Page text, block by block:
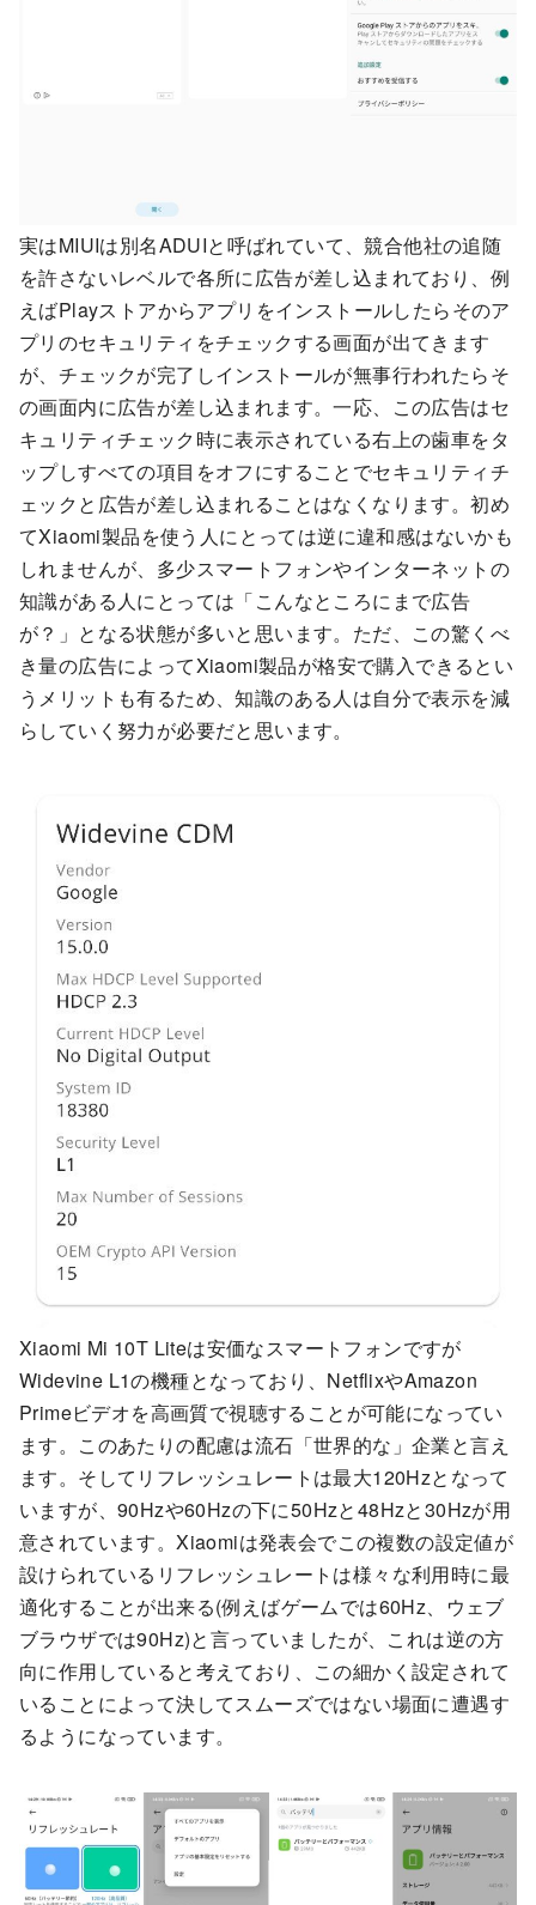
実はMIUIは別名ADUIと呼ばれていて、競合他社の追随
を許さないレベルで各所に広告が差し込まれており、例
えばPlayストアからアプリをインストールしたらそのア
プリのセキュリティをチェックする画面が出てきます
が、チェックが完了しインストールが無事行われたらそ
の画面内に広告が差し込まれます。一応、この広告はセ
キュリティチェック時に表示されている右上の歯車をタ
ップしすべての項目をオフにすることでセキュリティチ
ェックと広告が差し込まれることはなくなります。初め
てXiaomi製品を使う人にとっては逆に違和感はないかも
しれませんが、多少スマートフォンやインターネットの
知識がある人にとっては「こんなところにまで広告
が？」となる状態が多いと思います。ただ、この驚くべ
き量の広告によってXiaomi製品が格安で購入できるとい
うメリットも有るため、知識のある人は自分で表示を減
らしていく努力が必要だと思います。
Xiaomi Mi 10T Liteは安価なスマートフォンですが
Widevine L1の機種となっており、NetflixやAmazon
Primeビデオを高画質で視聴することが可能になってい
ます。このあたりの配慮は流石「世界的な」企業と言え
ます。そしてリフレッシュレートは最大120Hzとなって
いますが、90Hzや60Hzの下に50Hzと48Hzと30Hzが用
意されています。Xiaomiは発表会でこの複数の設定値が
設けられているリフレッシュレートは様々な利用時に最
適化することが出来る(例えばゲームでは60Hz、ウェブ
ブラウザでは90Hz)と言っていましたが、これは逆の方
向に作用していると考えており、この細かく設定されて
いることによって決してスムーズではない場面に遭遇す
るようになっています。